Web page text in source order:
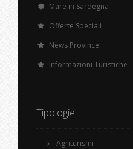
Mare in Sardegna
Offerte Speciali
News Province
Informazioni Turistiche
Tipologie
Agriturismi